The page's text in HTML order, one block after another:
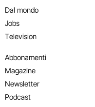
Dal mondo
Jobs
Television
Abbonamenti
Magazine
Newsletter
Podcast